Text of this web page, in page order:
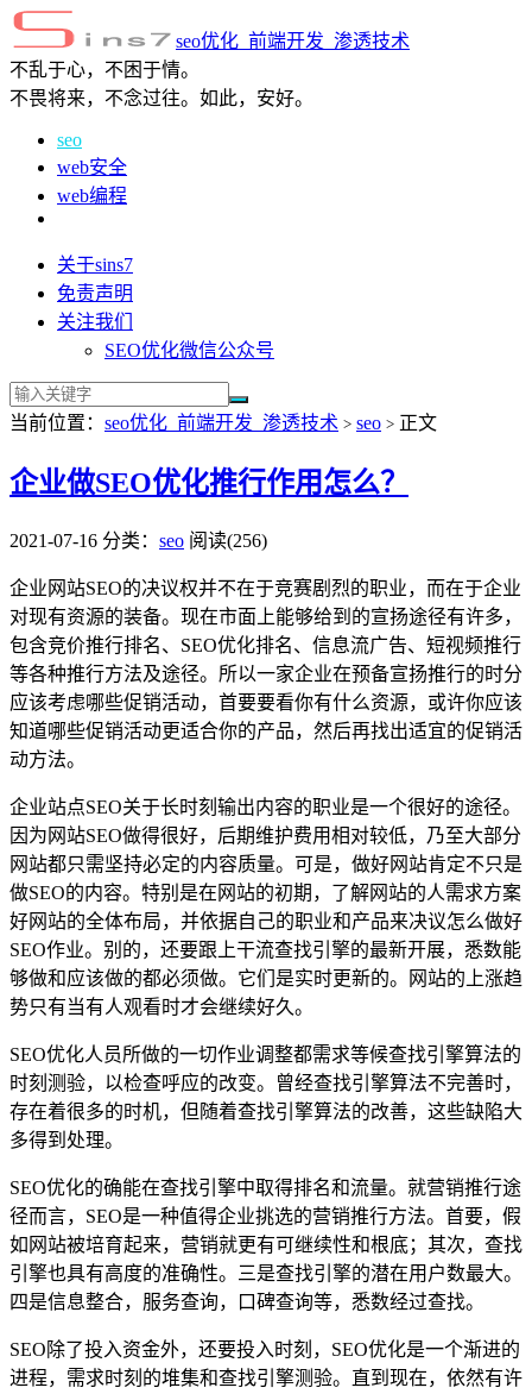
seo优化_前端开发_渗透技术
不乱于心，不困于情。
不畏将来，不念过往。如此，安好。
seo
web安全
web编程
关于sins7
免责声明
关注我们
SEO优化微信公众号
当前位置： seo优化_前端开发_渗透技术 > seo > 正文
企业做SEO优化推行作用怎么？
2021-07-16 分类： seo 阅读(256)
企业网站SEO的决议权并不在于竞赛剧烈的职业，而在于企业
对现有资源的装备。现在市面上能够给到的宣扬途径有许多，
包含竞价推行排名、SEO优化排名、信息流广告、短视频推行
等各种推行方法及途径。所以一家企业在预备宣扬推行的时分
应该考虑哪些促销活动，首要要看你有什么资源，或许你应该
知道哪些促销活动更适合你的产品，然后再找出适宜的促销活
动方法。
企业站点SEO关于长时刻输出内容的职业是一个很好的途径。
因为网站SEO做得很好，后期维护费用相对较低，乃至大部分
网站都只需坚持必定的内容质量。可是，做好网站肯定不只是
做SEO的内容。特别是在网站的初期，了解网站的人需求方案
好网站的全体布局，并依据自己的职业和产品来决议怎么做好
SEO作业。别的，还要跟上干流查找引擎的最新开展，悉数能
够做和应该做的都必须做。它们是实时更新的。网站的上涨趋
势只有当有人观看时才会继续好久。
SEO优化人员所做的一切作业调整都需求等候查找引擎算法的
时刻测验，以检查呼应的改变。曾经查找引擎算法不完善时，
存在着很多的时机，但随着查找引擎算法的改善，这些缺陷大
多得到处理。
SEO优化的确能在查找引擎中取得排名和流量。就营销推行途
径而言，SEO是一种值得企业挑选的营销推行方法。首要，假
如网站被培育起来，营销就更有可继续性和根底；其次，查找
引擎也具有高度的准确性。三是查找引擎的潜在用户数最大。
四是信息整合，服务查询，口碑查询等，悉数经过查找。
SEO除了投入资金外，还要投入时刻，SEO优化是一个渐进的
进程，需求时刻的堆集和查找引擎测验。直到现在，依然有许